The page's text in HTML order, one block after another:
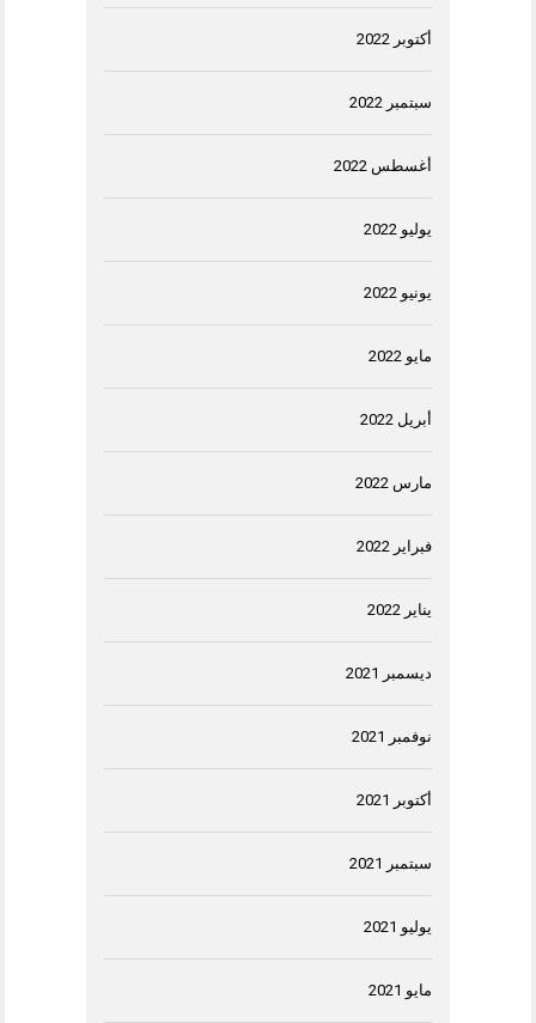
أكتوبر 2022
سبتمبر 2022
أغسطس 2022
يوليو 2022
يونيو 2022
مايو 2022
أبريل 2022
مارس 2022
فبراير 2022
يناير 2022
ديسمبر 2021
نوفمبر 2021
أكتوبر 2021
سبتمبر 2021
يوليو 2021
مايو 2021